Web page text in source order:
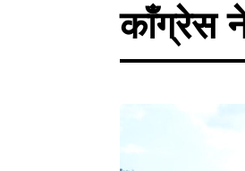
काँग्रेस